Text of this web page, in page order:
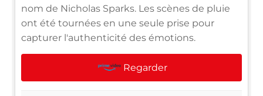
nom de Nicholas Sparks. Les scènes de pluie
ont été tournées en une seule prise pour
capturer l'authenticité des émotions.
Regarder